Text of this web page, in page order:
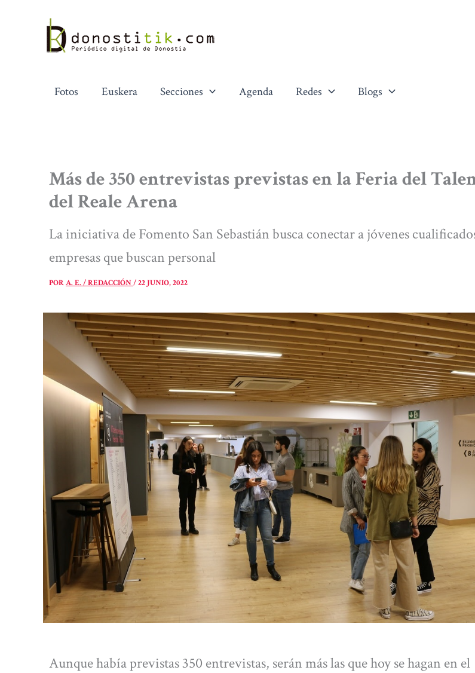
contenido
Fotos Euskera Secciones Agenda Redes Blogs
Más de 350 entrevistas previstas en la Feria del
del Reale Arena
La iniciativa de Fomento San Sebastián busca conectar a jóvenes
empresas que buscan personal
PORA. E. / REDACCIÓN/22 JUNIO, 2022
Aunque había previstas 350 entrevistas, serán más las que hoy se hagan en el